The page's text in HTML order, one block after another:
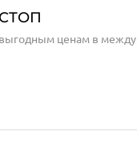
ценам в